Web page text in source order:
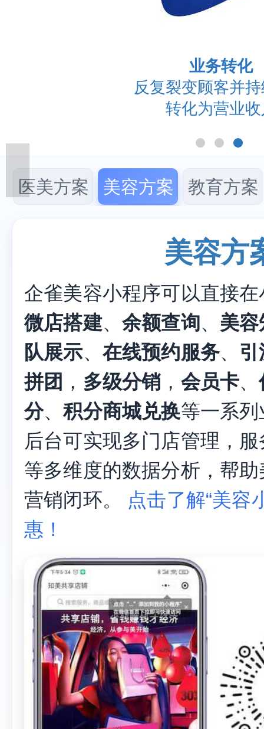
转化为营业
医美方案 美容方案 教育方案
美容方
企雀美容小程序可以直接
微店搭建、余额查询
美
队展示、 在线预约服务、引
拼团
后台可实现多门店管理，
等多维度的数据分析，帮
营销闭环。点击了解“美容
惠！